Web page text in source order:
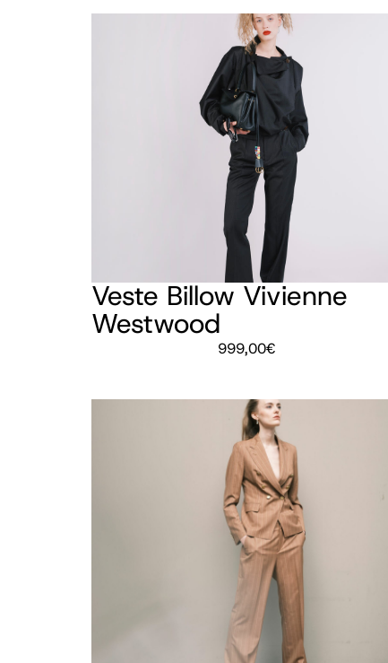
Veste Billow Vivienne
Westwood
999,00€